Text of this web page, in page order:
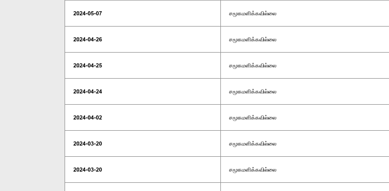
2024-05-07 சமூகமளிக்கவில்லை
2024-04-26 சமூகமளிக்கவில்லை
2024-04-25 சமூகமளிக்கவில்லை
2024-04-24 சமூகமளிக்கவில்லை
2024-04-02 சமூகமளிக்கவில்லை
2024-03-20 சமூகமளிக்கவில்லை
2024-03-20 சமூகமளிக்கவில்லை